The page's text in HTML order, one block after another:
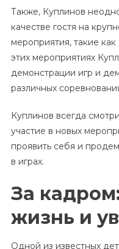
Также, Куплинов
качестве гостя на
мероприятия, такие
этих мероприятиях
демонстрации игр и
различных
Куплинов всегда
участие в новых
проявить себя и
в играх.
За
жизнь и
Одной из известных